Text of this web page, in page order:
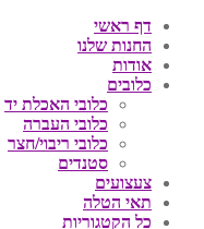
דף ראשי
החנות שלנו
אודות
כלובים
כלובי האכלת יד
כלובי העברה
כלובי ריבוי/חצר
סטנדים
צעצועים
תאי הטלה
כל הקטגוריות